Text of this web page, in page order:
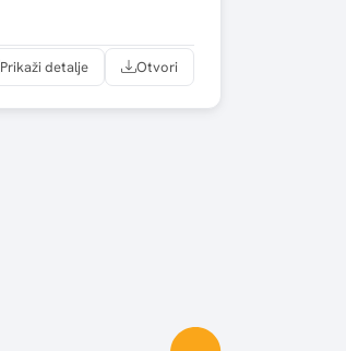
Prikaži detalje Otvori